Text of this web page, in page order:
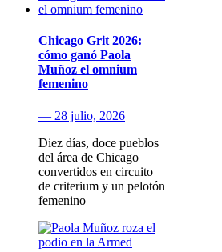
Chicago Grit 2026:
cómo ganó Paola
Muñoz el omnium
femenino
— 28 julio, 2026
Diez días, doce pueblos
del área de Chicago
convertidos en circuito
de criterium y un pelotón
femenino